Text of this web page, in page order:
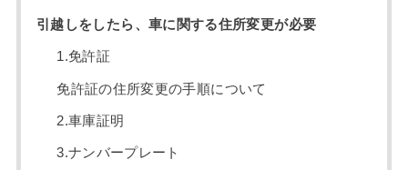
引越しをしたら、車に関する住所変更が必要
1.免許証
免許証の住所変更の手順について
2.車庫証明
3.ナンバープレート